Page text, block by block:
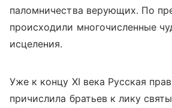
паломничества верующих. По
происходили многочисленные
исцеления.
Уже к концу XI века Русская
причислила братьев к лику